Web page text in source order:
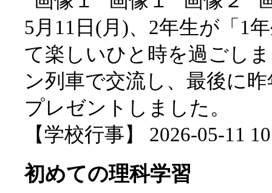
5月11日(月)、2年生が「1
て楽しいひと時を過ごし
ン列車で交流し、最後に
プレゼントしました。
【学校行事】 2026-05-11
初めての理科学習